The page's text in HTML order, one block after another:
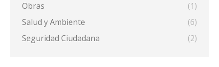
Obras
(1)
Salud y Ambiente
(6)
Seguridad Ciudadana
(2)